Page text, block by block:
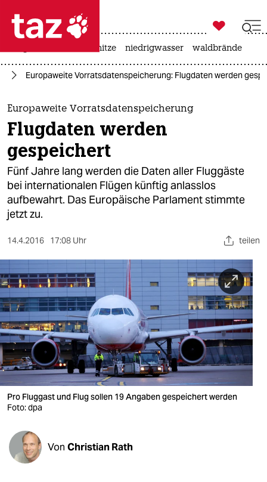
 taz zahl ich
taz zahl ich
themen
politik
öko
gesellschaft
kultur
sport
berlin
nord
wahrheit
verlag
verlag
veranstaltungen
fragen & hilfe
unterstützen

taz zahl ich
hitze niedrigwasser waldbrände
Europaweite Vorratsdatenspeicherung: Flugdaten werden
Europaweite Vorratsdatenspeicherung
Flugdaten werden
gespeichert
Fünf Jahre lang werden die Daten aller Fluggäste
bei internationalen Flügen künftig anlasslos
aufbewahrt. Das Europäische Parlament stimmte
jetzt zu.
14.4.2016 17:08 Uhr teilen
Pro Fluggast und Flug sollen 19 Angaben gespeichert werden
Foto: dpa
Von Christian Rath